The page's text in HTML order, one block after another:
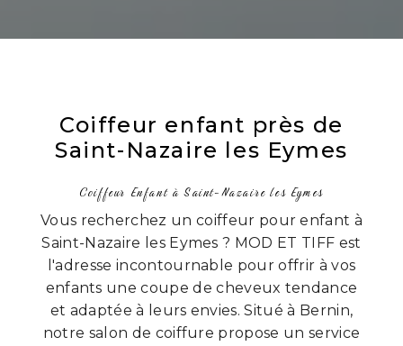
Coiffeur enfant près de
Saint-Nazaire les Eymes
Coiffeur Enfant à Saint-Nazaire les Eymes
Vous recherchez un coiffeur pour enfant à
Saint-Nazaire les Eymes ? MOD ET TIFF est
l'adresse incontournable pour offrir à vos
enfants une coupe de cheveux tendance
et adaptée à leurs envies. Situé à Bernin,
notre salon de coiffure propose un service